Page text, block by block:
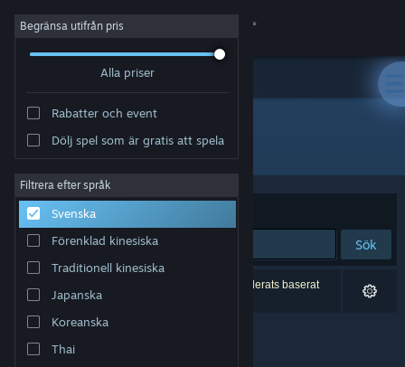
Logga in
Om
Support
Byt språk
Skaffa Steams mobilapp
Se skrivbordswebbplats
Begränsa utifrån pris
Alla priser
Rabatter och event
Dölj spel som är gratis att spela
Filtrera efter språk
Svenska
Förenklad kinesiska
Traditionell kinesiska
Japanska
Koreanska
Thai
Utvecklare: Novelab
Sortera efter Relevans
Sök
0 träffar matchade din sökning. 4 titlar har exkluderats baserat
på dina preferenser.